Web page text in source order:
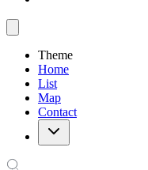
Theme
Home
List
Map
Contact